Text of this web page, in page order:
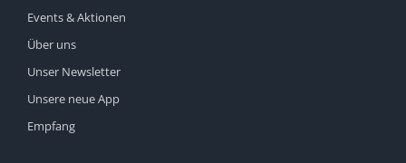
Events & Aktionen
Über uns
Unser Newsletter
Unsere neue App
Empfang